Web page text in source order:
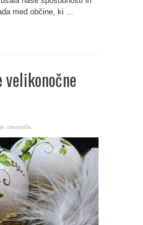
med občine, ki ...
velikonočne
obvestila